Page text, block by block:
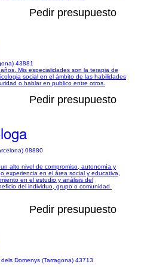
Pedir presupuesto
43881
Mis especialidades son la terapia de
social en el ámbito de las habilidades
o hablar en publico entre otros.
Pedir presupuesto
08880
alto nivel de compromiso, autonomía y
experiencia en el área social y educativa,
en el estudio y análisis del
del individuo, grupo o comunidad.
Pedir presupuesto
Domenys (Tarragona) 43713